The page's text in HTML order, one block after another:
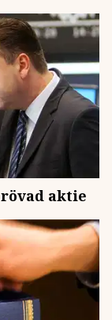
aktie